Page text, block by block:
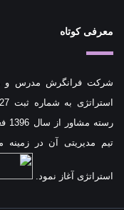
معرفی کوتاه
شرکت فرانگرش مدرس و
تیم مدیریتی آن در
استراتژی آغاز نمود.